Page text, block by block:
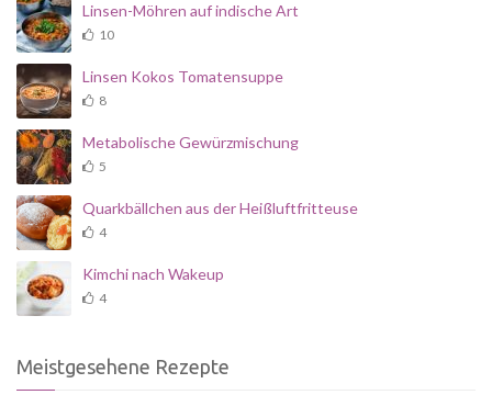
Linsen-Möhren auf indische Art
10
Linsen Kokos Tomatensuppe
8
Metabolische Gewürzmischung
5
Quarkbällchen aus der Heißluftfritteuse
4
Kimchi nach Wakeup
4
Meistgesehene Rezepte